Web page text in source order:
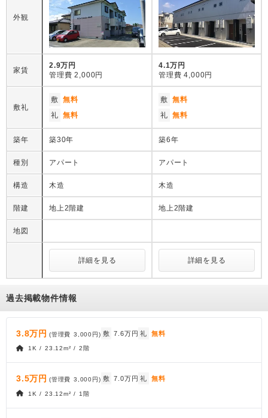
外観
家賃
2.9万円
管理費 2,000円
4.1万円
管理費 4,000円
敷礼
敷 無料
礼 無料
敷 無料
礼 無料
築年 築30年 築6年
種別 アパート アパート
構造 木造 木造
階建 地上2階建 地上2階建
地図
詳細を見る 詳細を見る
過去掲載物件情報
3.8万円 (管理費 3,000円) 敷 7.6万円 礼 無料
1K / 23.12m² / 2階
3.5万円 (管理費 3,000円 ) 敷 7.0万円 礼 無料
1K / 23.12m² / 1階